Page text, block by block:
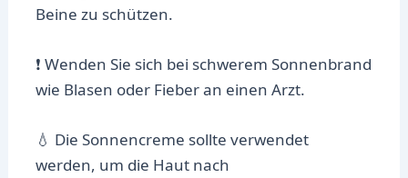
Beine zu schützen.
❗ Wenden Sie sich bei schwerem Sonnenbrand
wie Blasen oder Fieber an einen Arzt.
💧 Die Sonnencreme sollte verwendet
werden, um die Haut nach